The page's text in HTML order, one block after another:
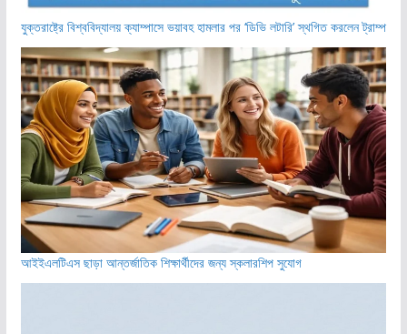
যুক্তরাষ্ট্রে বিশ্ববিদ্যালয় ক্যাম্পাসে ভয়াবহ হামলার পর ‘ডিভি লটারি’ স্থগিত করলেন ট্রাম্প
আইইএলটিএস ছাড়া আন্তর্জাতিক শিক্ষার্থীদের জন্য স্কলারশিপ সুযোগ